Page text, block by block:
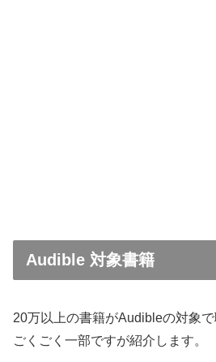
Audible 対象書籍
20万以上の書籍がAudibleの対象で
ごくごく一部ですが紹介します。